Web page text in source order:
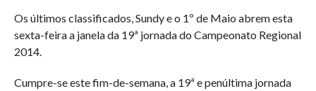
Os últimos classificados, Sundy e o 1º de Maio abrem esta
sexta-feira a janela da 19ª jornada do Campeonato Regional
2014.
Cumpre-se este fim-de-semana, a 19ª e penúltima jornada